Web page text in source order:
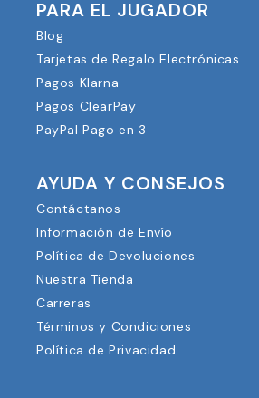
PARA EL JUGADOR
Blog
Tarjetas de Regalo Electrónicas
Pagos Klarna
Pagos ClearPay
PayPal Pago en 3
AYUDA Y CONSEJOS
Términos y Condiciones